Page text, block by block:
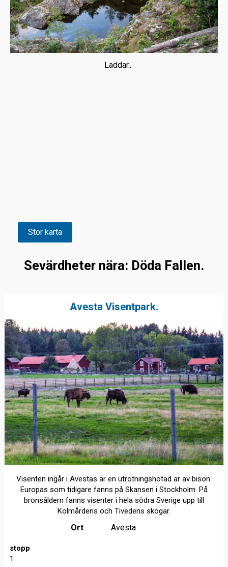
Laddar..
Stor karta
Sevärdheter nära: Döda Fallen.
Avesta Visentpark.
Visenten ingår i Avestas är en utrotningshotad ar av bison.
Europas som tidigare fanns på Skansen i Stockholm. På
bronsåldern fanns visenter i hela södra Sverige upp till
Kolmårdens och Tivedens skogar.
Ort Avesta
stopp
1